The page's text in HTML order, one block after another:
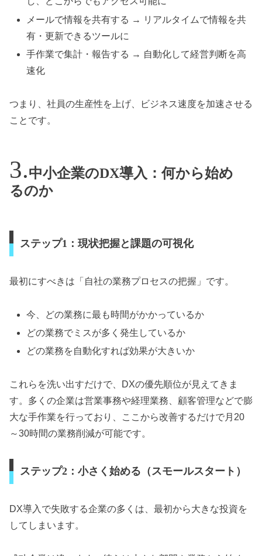
メールで情報を共有する → リアルタイムで情報を共
有・更新できるツールに
手作業で集計・報告する → 自動化して経営判断を高
速化
つまり、社員の生産性を上げ、ビジネス速度を加速させる
ことです。
中小企業のDX導入：何から始め
るのか
ステップ1：現状把握と課題の可視化
最初にすべきは「自社の業務プロセスの把握」です。
今、どの業務に最も時間がかかっているか
どの業務でミスが多く発生しているか
どの業務を自動化すれば効果が大きいか
これらを洗い出すだけで、DXの優先順位が見えてきま
す。多くの企業は営業事務や経理業務、顧客管理などで膨
大な手作業を行っており、ここから改善するだけで月20
～30時間の業務削減が可能です。
ステップ2：小さく始める（スモールスタート）
DX導入で失敗する企業の多くは、最初から大きな投資を
してしまいます。